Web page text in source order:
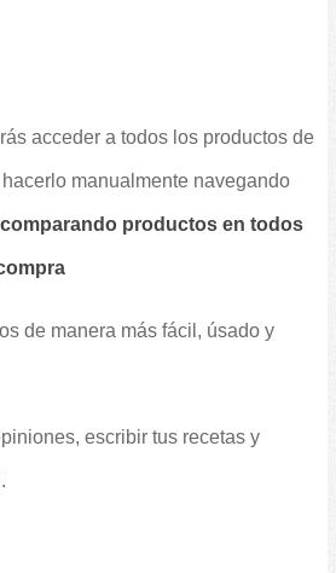
acceder a todos los productos de
manualmente navegando
comparando productos en todos
de manera más fácil, úsado y
escribir tus recetas y